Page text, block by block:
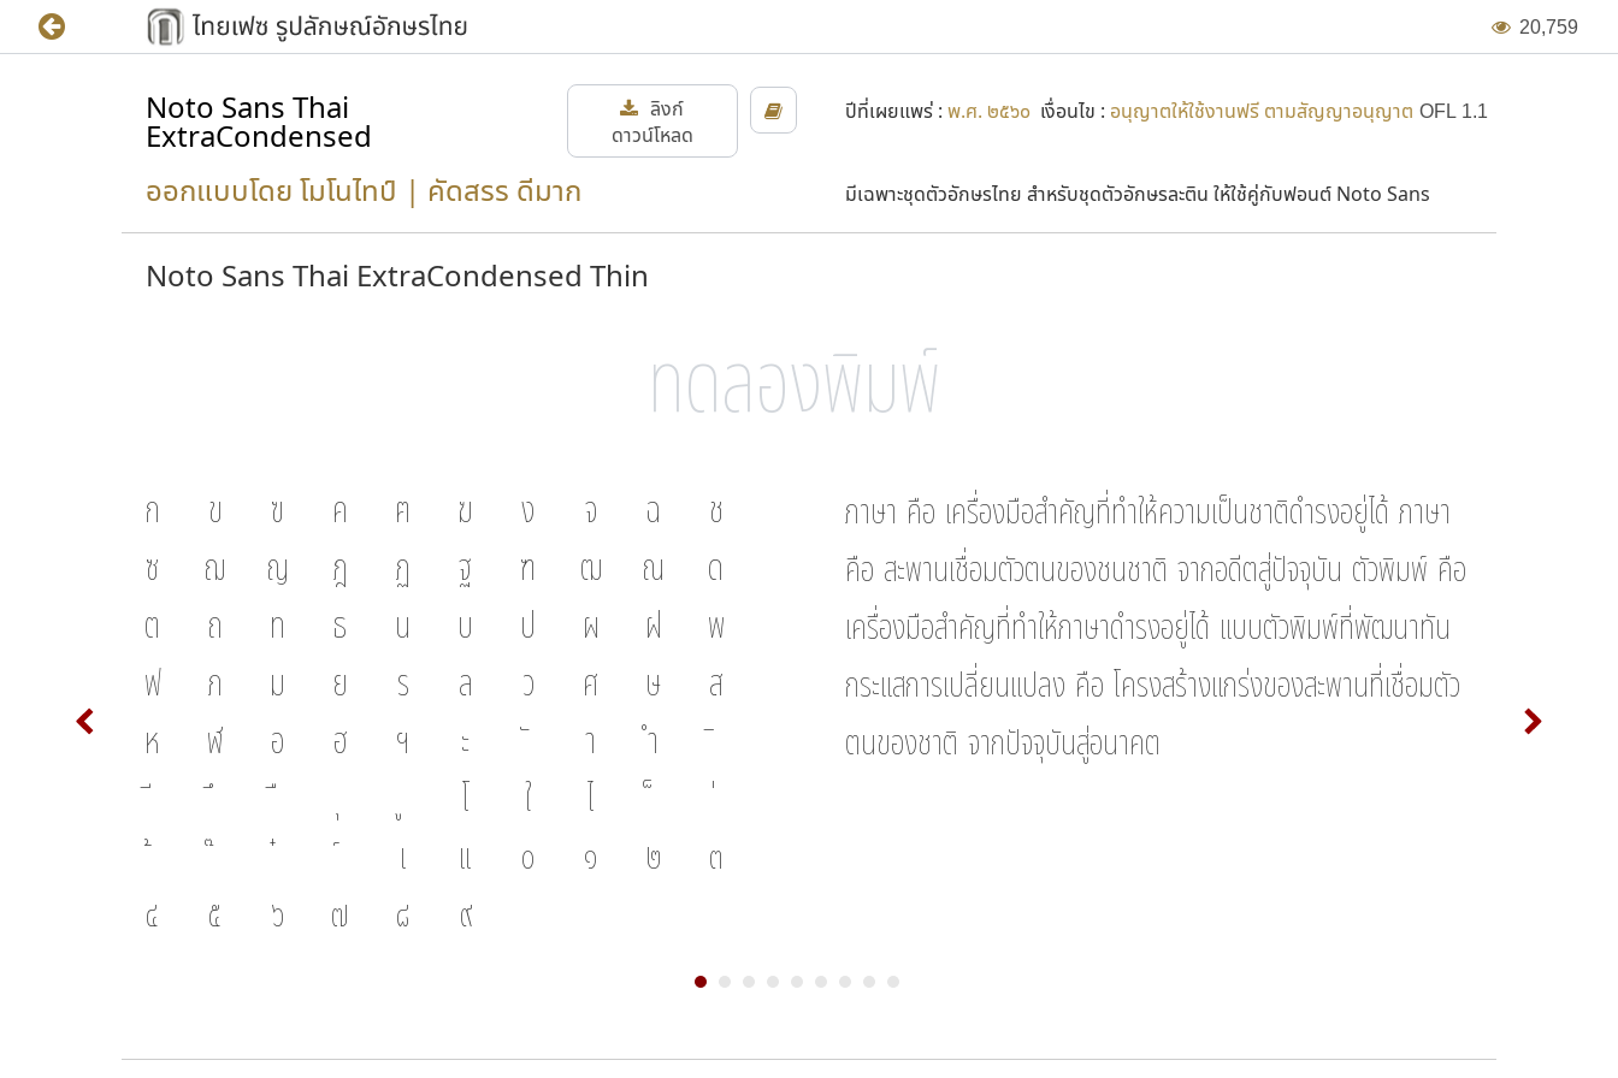
20,759
Noto Sans Thai
ExtraCondensed
ลิงก์
ดาวน์โหลด
ปีที่เผยแพร่ : พ.ศ. ๒๕๖๐ เงื่อนไข : อนุญาตให้ใช้งานฟรี ตามสัญญาอนุญาต OFL 1.1
ออกแบบโดย โมโนไทป์ | คัดสรร ดีมาก มีเฉพาะชุดตัวอักษรไทย สำหรับชุดตัวอักษรละติน ให้ใช้คู่กับฟอนต์ Noto Sans
เชื่อม
Noto Sans Thai ExtraCondensed Thin
ก ข ฃ ค ฅ ฆ ง จ ฉ
ช
ซ
ฌ ญ ฎ ฏ ฐ ฑ ฒ ณ
ด
ต
ถ ท ธ น บ ป ผ ฝ
พ
ฟ
ภ ม ย ร ล ว ศ ษ
ส
ห
ฬ อ ฮ ฯ ะ า
ำ
โ
ใ
ไ
เ
แ ๐ ๑ ๒
๓
๔
๕ ๖ ๗ ๘ ๙
ภาษา คือ เครื่องมือสำคัญที่ทำให้ความเป็นชาติดำรงอยู่ได้ ภาษา
คือ สะพานเชื่อมตัวตนของชนชาติ จากอดีตสู่ปัจจุบัน ตัวพิมพ์ คือ
เครื่องมือสำคัญที่ทำให้ภาษาดำรงอยู่ได้ แบบตัวพิมพ์ที่พัฒนาทัน
กระแสการเปลี่ยนแปลง คือ โครงสร้างแกร่งของสะพานที่เชื่อมตัว
ตนของชาติ จากปัจจุบันสู่อนาคต
ห